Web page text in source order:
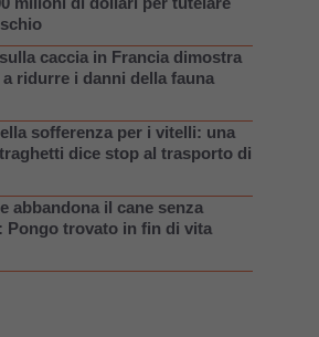
caccia in Francia dimostra
ridurre i danni della fauna
sofferenza per i vitelli: una
dice stop al trasporto di
abbandona il cane senza
Pongo trovato in fin di vita